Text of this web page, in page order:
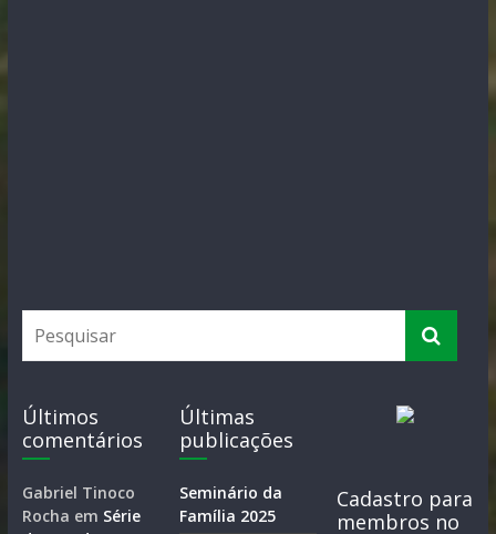
Últimos
comentários
Gabriel Tinoco
Rocha em Série
Últimas
publicações
Seminário da
Família 2025
Cadastro para
membros no